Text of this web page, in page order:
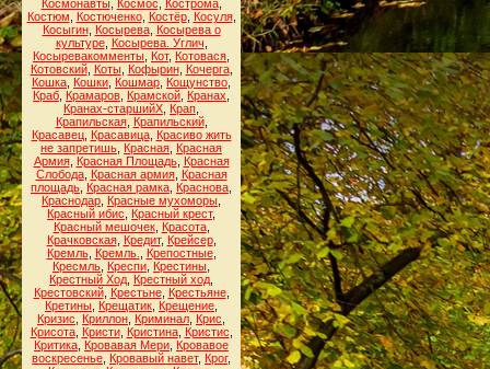
Космонавты, Космос Кострома,
Костюм
Костюченко, Костёр, Косуля,
Косыгин, Косырева, Косырева о
культуре, Косырева. Углич
Косыревакомменты Кот, Котовася
Котовский, Коты, Кофырин, Кочерга,
Кошка Кошки Кошмар Кощунство
Краб Крамаров Крамской Кранах
Кранах-старшийХ Крап
Крапильская, Крапильский,
Красавец, Красавица, Красиво жить
не запретишь Красная Красная
Армия, Красная Площадь, Красная
Слобода, Красная армия, Красная
площадь Красная рамка Краснова
Краснодар Красные мухоморы
Красный ибис
Красный крест,
Красный мешочек, Красота,
Крачковская, Кредит, Крейсер,
Кремль, Кремль. Крепостные,
Кресмль Креспи Крестины
Крестный Ход Крестный ход
Крестовский, Крестьне, Крестьяне,
Кретины Крещатик Крещение
Кризис
Криллон Криминал Крис
Крисота, Кристи, Кристина, Кристис
Критика Кровавая Мери Кровавое
воскресенье Кровавый навет, Крог,